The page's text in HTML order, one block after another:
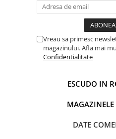
Vreau sa primesc
magazinului. Afla mai
Confidentialitate
ESCUDO IN
MAGAZINELE
DATE